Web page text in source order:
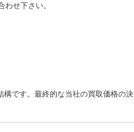
せ下さい。
です。最終的な当社の買取価格の決